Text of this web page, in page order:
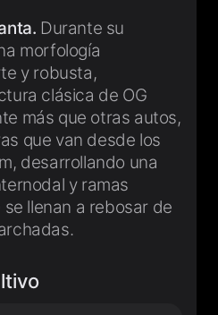
Durante su
morfología
y robusta,
clásica de OG
más que otras autos,
que van desde los
desarrollando una
y ramas
llenan a rebosar de